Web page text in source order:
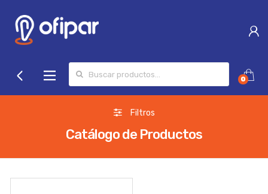
Search for:
0
Filtros
Catálogo de Productos